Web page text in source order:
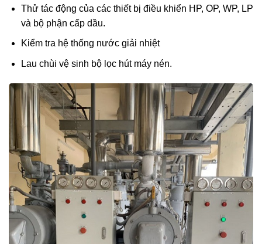
Thử tác động của các thiết bị điều khiển HP, OP, WP, LP
và bộ phận cấp dầu.
Kiểm tra hệ thống nước giải nhiệt
Lau chùi vệ sinh bộ lọc hút máy nén.